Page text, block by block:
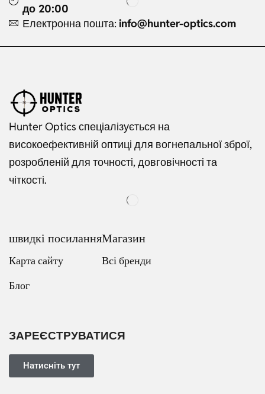
до 20:00
Електронна пошта: info@hunter-optics.com
Hunter Optics спеціалізується на
високоефективній оптиці для вогнепальної зброї,
розробленій для точності, довговічності та
чіткості.
швидкі посилання
Карта сайту
Блог
Магазин
Всі бренди
ЗАРЕЄСТРУВАТИСЯ
Натисніть тут